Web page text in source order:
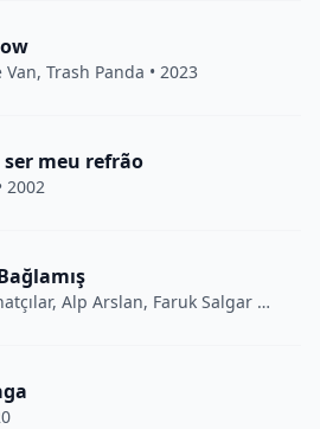
Van, Trash Panda • 2023
ser meu refrão
2002
, Alp Arslan, Faruk Salgar • 2012